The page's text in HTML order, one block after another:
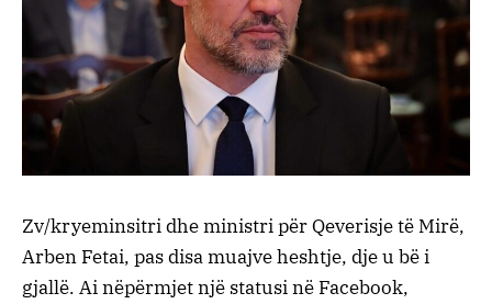
Zv/kryeminsitri dhe ministri për Qeverisje të Mirë,
Arben Fetai, pas disa muajve heshtje, dje u bë i
gjallë. Ai nëpërmjet një statusi në Facebook,